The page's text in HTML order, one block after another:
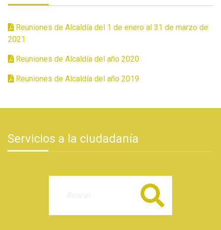
Reuniones de Alcaldía del 1 de enero al 31 de marzo de
2021
Reuniones de Alcaldía del año 2020
Reuniones de Alcaldía del año 2019
Servicios a la ciudadanía
Buscar